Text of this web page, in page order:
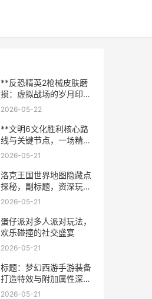
**反恐精英2枪械皮肤磨
损：虚拟战场的岁月印记
**
2026-05-22
**文明6文化胜利核心路
线与关键节点，一场精心
编织的软实力征服**
2026-05-21
洛克王国世界地图隐藏点
探秘，副标题，资深玩家
的尘封记忆寻踪
2026-05-21
蛋仔派对多人派对玩法，
欢乐碰撞的社交盛宴
2026-05-21
标题：梦幻西游手游装备
打造特效与附加属性深度
解析，副标题：资深玩家
2026-05-21